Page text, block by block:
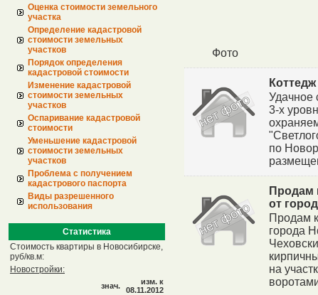
Оценка стоимости земельного
участка
Определение кадастровой
стоимости земельных
участков
Порядок определения
кадастровой стоимости
Изменение кадастровой
стоимости земельных
участков
Оспаривание кадастровой
стоимости
Уменьшение кадастровой
стоимости земельных
участков
Проблема с получением
кадастрового паспорта
Виды разрешенного
использования
Статистика
Стоимость квартиры в Новосибирске,
руб/кв.м:
Новостройки:
знач.
изм. к
08.11.2012
Фото
Коттедж
Удачное
3-х
по
Продам
от
Продам
города
на